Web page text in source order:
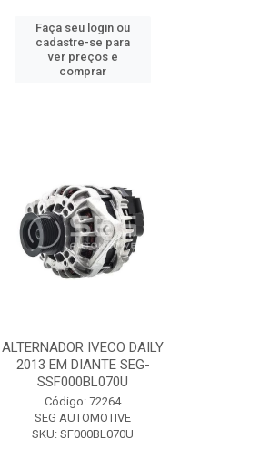
Faça seu login ou
cadastre-se para
ver preços e
comprar
ALTERNADOR IVECO DAILY
2013 EM DIANTE SEG-
SSF000BL070U
Código: 72264
SEG AUTOMOTIVE
SKU: SF000BL070U